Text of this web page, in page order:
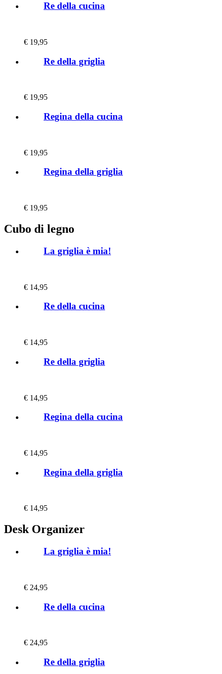
Re della cucina
€ 19,95
Re della griglia
€ 19,95
Regina della cucina
€ 19,95
Regina della griglia
€ 19,95
Cubo di legno
La griglia è mia!
€ 14,95
Re della cucina
€ 14,95
Re della griglia
€ 14,95
Regina della cucina
€ 14,95
Regina della griglia
€ 14,95
Desk Organizer
La griglia è mia!
€ 24,95
Re della cucina
€ 24,95
Re della griglia